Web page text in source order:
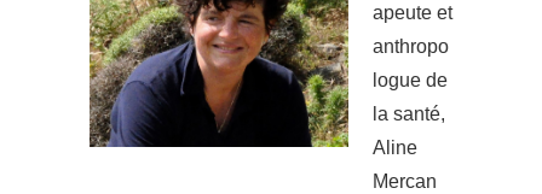
apeute et
anthropo
logue de
la santé,
Aline
Mercan